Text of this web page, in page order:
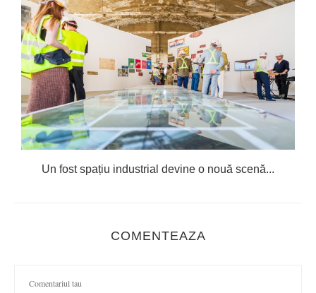
Un fost spațiu industrial devine o nouă scenă...
COMENTEAZA